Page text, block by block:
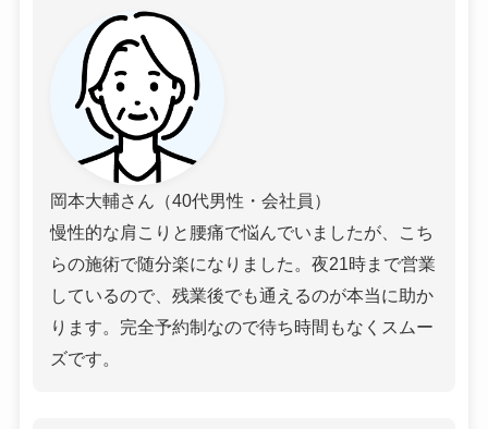
岡本大輔さん（40代男性・会社員）
慢性的な肩こりと腰痛で悩んでいましたが、こち
らの施術で随分楽になりました。夜21時まで営業
しているので、残業後でも通えるのが本当に助か
ります。完全予約制なので待ち時間もなくスムー
ズです。